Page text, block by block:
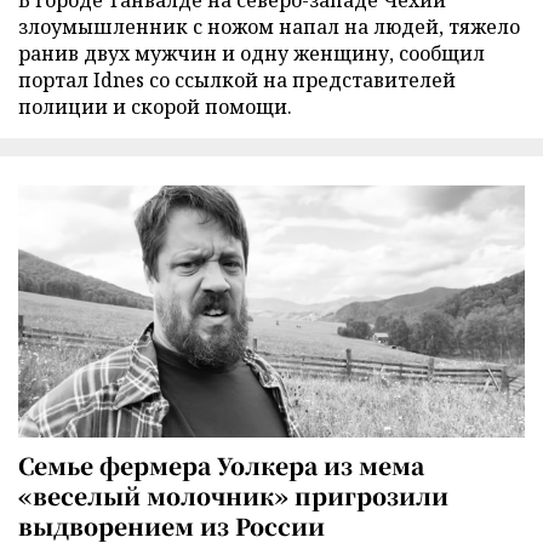
злоумышленник с ножом напал на людей, тяжело
ранив двух мужчин и одну женщину, сообщил
портал Idnes со ссылкой на представителей
полиции и скорой помощи.
Семье фермера Уолкера из мема
«веселый молочник» пригрозили
выдворением из России